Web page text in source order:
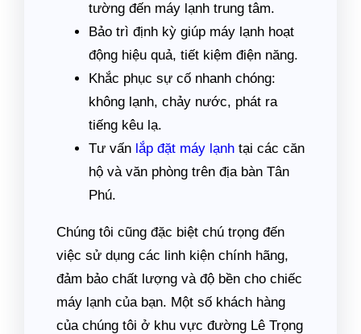
tường đến máy lạnh trung tâm.
Bảo trì định kỳ giúp máy lạnh hoạt
động hiệu quả, tiết kiệm điện năng.
Khắc phục sự cố nhanh chóng:
không lạnh, chảy nước, phát ra
tiếng kêu lạ.
Tư vấn lắp đặt máy lạnh tại các căn
hộ và văn phòng trên địa bàn Tân
Phú.
Chúng tôi cũng đặc biệt chú trọng đến
việc sử dụng các linh kiện chính hãng,
đảm bảo chất lượng và độ bền cho chiếc
máy lạnh của bạn. Một số khách hàng
của chúng tôi ở khu vực đường Lê Trọng